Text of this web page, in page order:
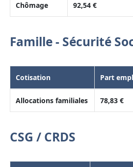
Chômage 92,54 €
Famille - Sécurité
Cotisation Part
Allocations familiales 78,83 €
CSG / CRDS